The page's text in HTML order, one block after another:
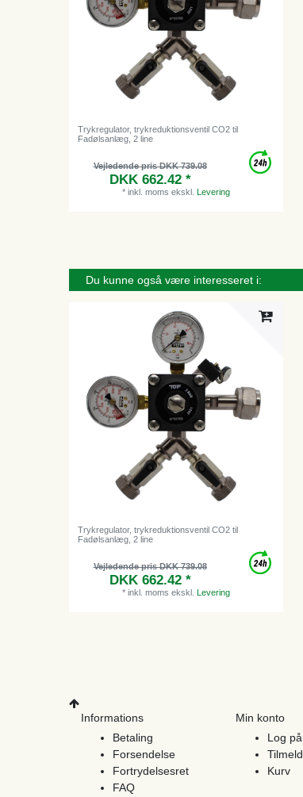
Trykregulator, trykreduktionsventil CO2 til
Fadølsanlæg, 2 line
Vejledende pris DKK 739.08
DKK 662.42 *
* inkl. moms ekskl. Levering
Du kunne også være interesseret i:
Trykregulator, trykreduktionsventil CO2 til
Fadølsanlæg, 2 line
Vejledende pris DKK 739.08
DKK 662.42 *
* inkl. moms ekskl. Levering
Informations
Betaling
Forsendelse
Fortrydelsesret
FAQ
Min konto
Log på
Tilmeld
Kurv